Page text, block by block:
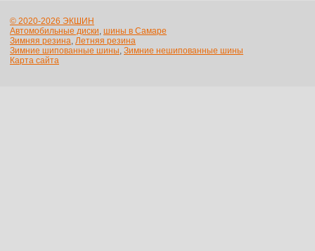
© 2020-2026 ЭКШИН
Автомобильные диски, шины в Самаре
Зимняя резина, Летняя резина
Зимние шипованные шины, Зимние нешипованные шины
Карта сайта